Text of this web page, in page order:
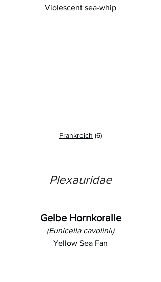
Violescent sea-whip
Frankreich (6)
Plexauridae
Gelbe Hornkoralle
(Eunicella cavolinii)
Yellow Sea Fan